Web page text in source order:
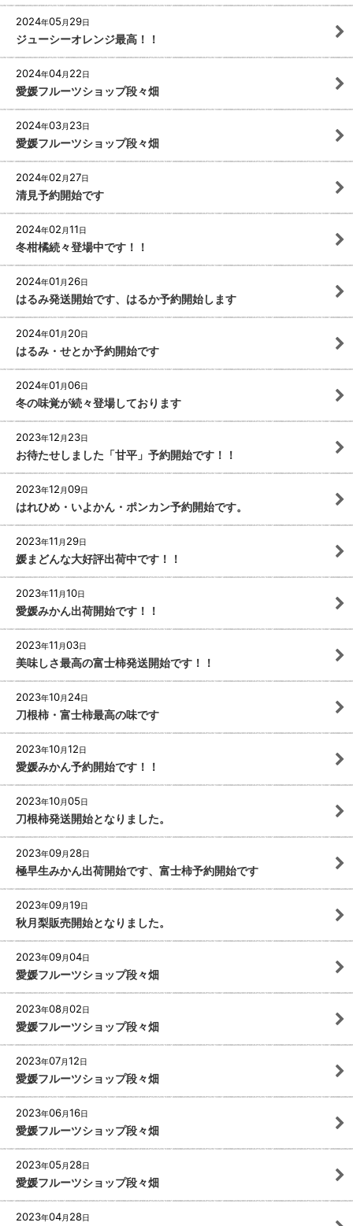
2024年05 月 29日
ジューシーオレンジ最高！！
2024年04月 22日
愛媛フルーツショップ段々畑
2024年03月 23日
愛媛フルーツショップ段々畑
2024年02 月 27日
清見予約開始です
2024年02 月11日
冬柑橘続々登場中です！！
2024年01 月 26日
はるみ発送開始です、はるか予約開始します
2024年01 月 20日
はるみ・せとか予約開始です
2024年01 月06日
冬の味覚が続々登場しております
2023年12 月 23日
お待たせしました「甘平」予約開始です！！
2023年12 月09日
はれひめ・いよかん・ポンカン予約開始です。
2023年11 月 29日
媛まどんな大好評出荷中です！！
2023年11 月10日
愛媛みかん出荷開始です！！
2023年11 月03日
美味しさ最高の富士柿発送開始です！！
2023年10月 24日
刀根柿・富士柿最高の味です
2023年10月12日
愛媛みかん予約開始です！！
2023年10月05日
刀根柿発送開始となりました。
2023年09月 28日
極早生みかん出荷開始です、富士柿予約開始です
2023年09月19日
秋月梨販売開始となりました。
2023年09月04日
愛媛フルーツショップ段々畑
2023年08月02日
愛媛フルーツショップ段々畑
2023年07月12日
愛媛フルーツショップ段々畑
2023年06月16日
愛媛フルーツショップ段々畑
2023年05 月 28日
愛媛フルーツショップ段々畑
2023年04月 28日